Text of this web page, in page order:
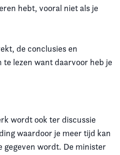
hebt, vooral niet als je
de conclusies en
lezen want daarvoor heb je
wordt ook ter discussie
waardoor je meer tijd kan
gegeven wordt. De minister